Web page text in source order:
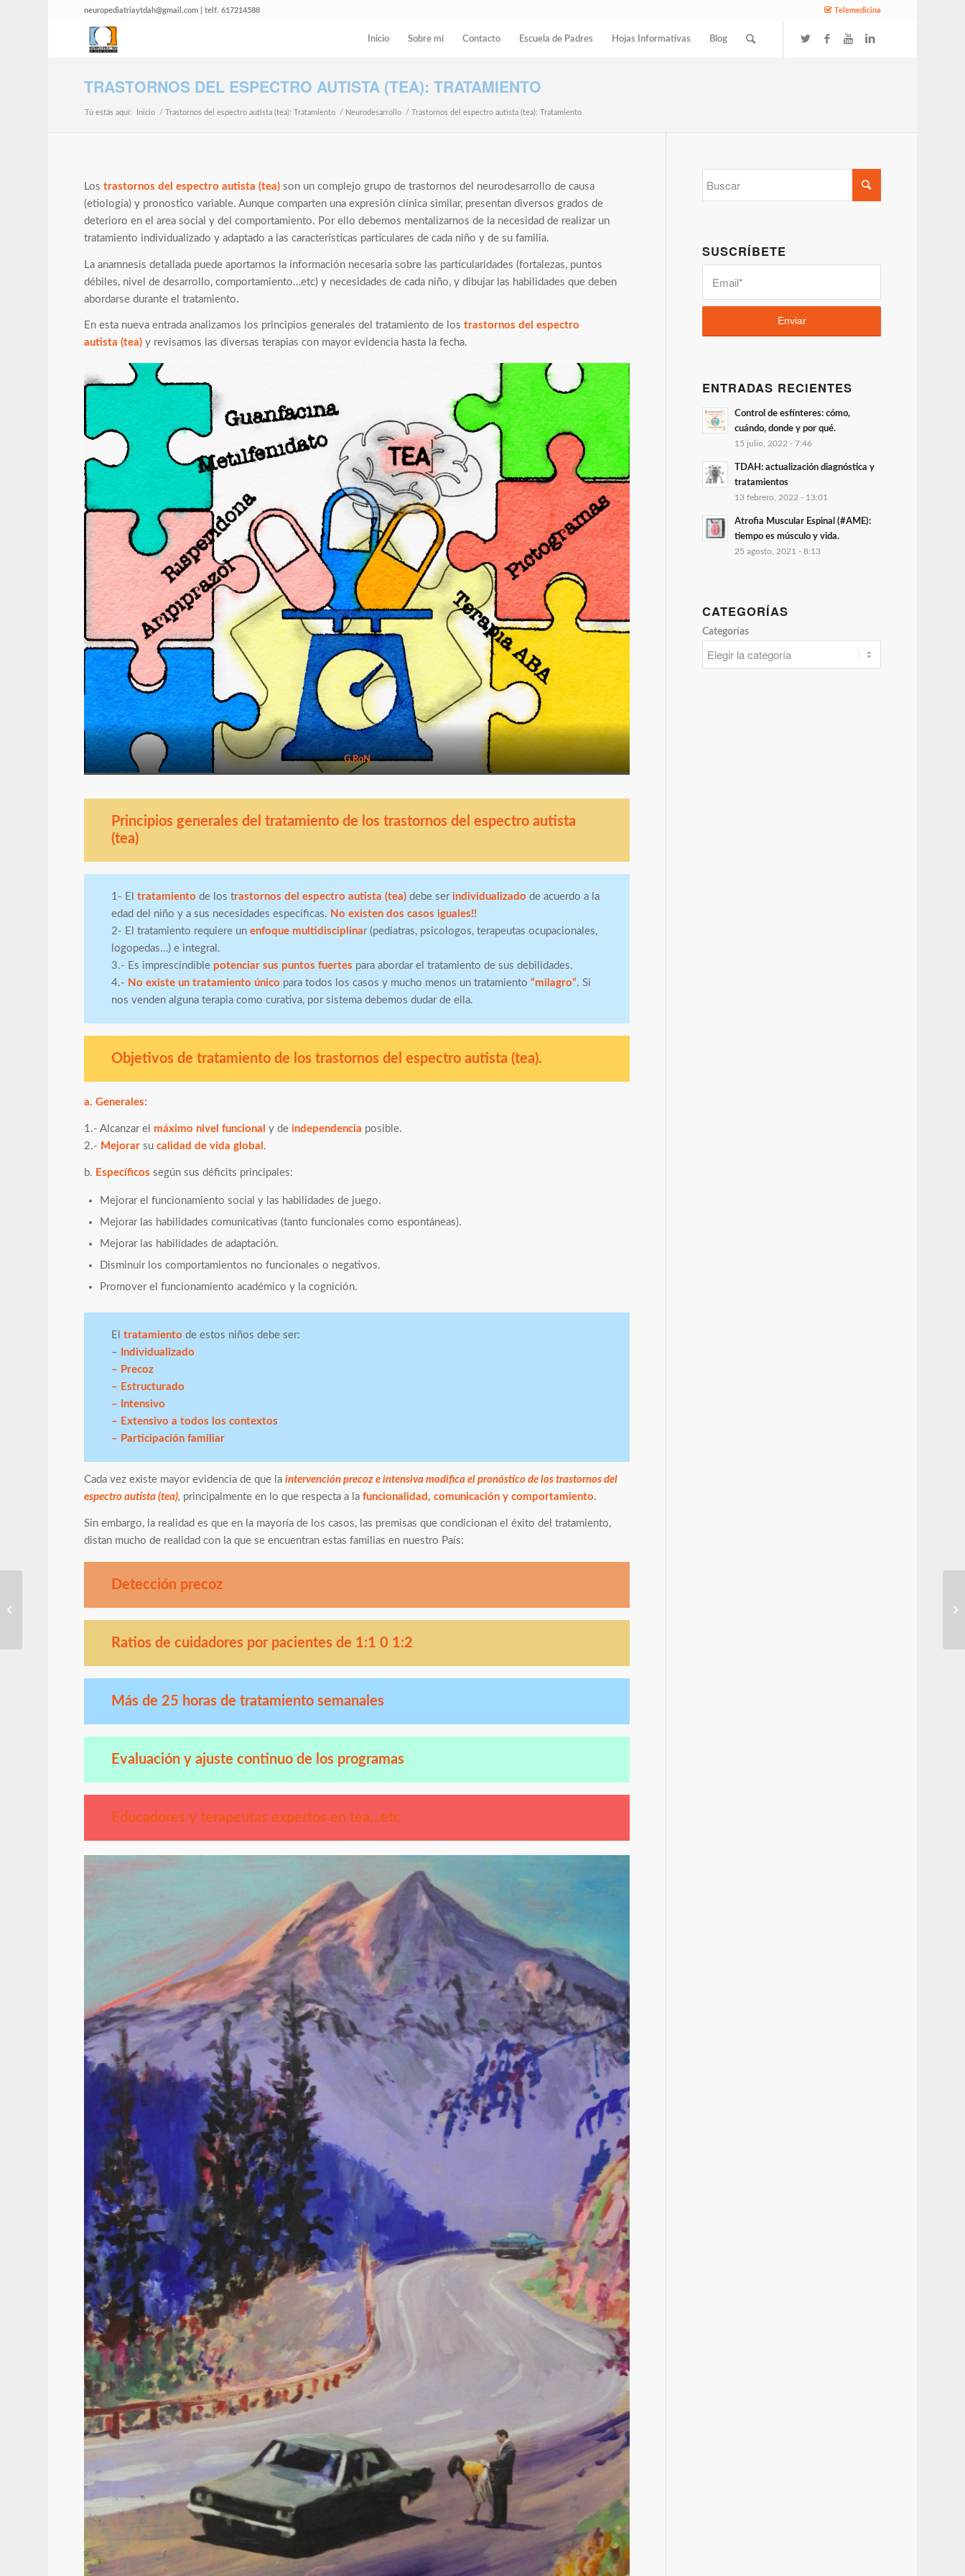
Telemedicina
neuropediatriaytdah@gmail.com | telf. 617214588
Inicio Sobre mí Contacto Escuela de Padres Hojas Informativas Blog
TRASTORNOS DEL ESPECTRO AUTISTA (TEA): TRATAMIENTO
Tú estás aquí: Inicio / Trastornos del espectro autista (tea): Tratamiento / Neurodesarrollo / Trastornos del espectro autista (tea): Tratamiento
Lostrastornos del espectro autista (tea)son un complejo grupo de trastornos del neurodesarrollo de causa
(etiología) y pronostico variable. Aunque comparten una expresión clínica similar, presentan diversos grados de
deterioro en el area social y del comportamiento. Por ello debemos mentalizarnos de la necesidad de realizar un
tratamiento individualizado y adaptado a las características particulares de cada niño y de su familia.
La anamnesis detallada puede aportarnos la información necesaria sobre las particularidades (fortalezas, puntos
débiles, nivel de desarrollo, comportamiento…etc) y necesidades de cada niño, y dibujar las habilidades que deben
abordarse durante el tratamiento.
En esta nueva entrada analizamos los principios generales del tratamiento de los trastornos del espectro
autista (tea) y revisamos las diversas terapias con mayor evidencia hasta la fecha.
G.RoN
Principios generales del tratamiento de los trastornos del espectro autista
(tea)
1- Eltratamientode los trastornos del espectro autista (tea) debe serindividualizado de acuerdo a la
edad del niño y a sus necesidades específicas. No existen dos casos iguales!!
2- El tratamiento requiere unenfoque multidisciplinar (pediatras, psicologos, terapeutas ocupacionales,
logopedas…) e integral.
3.- Es imprescindible potenciar sus puntos fuertes para abordar el tratamiento de sus debilidades.
4.- No existe un tratamiento único para todos los casos y mucho menos un tratamiento“milagro”. Si
nos venden alguna terapia como curativa, por sistema debemos dudar de ella.
Objetivos de tratamiento de los trastornos del espectro autista (tea).
a. Generales:
1.- Alcanzar el máximo nivel funcionaly deindependencia posible.
2.- Mejorar sucalidad de vida global .
b. Específicos según sus déficits principales:
Mejorar el funcionamiento social y las habilidades de juego.
Mejorar las habilidades comunicativas (tanto funcionales como espontáneas).
Mejorar las habilidades de adaptación.
Disminuir los comportamientos no funcionales o negativos.
Promover el funcionamiento académico y la cognición.
Eltratamiento de estos niños debe ser:
– Individualizado
– Precoz
– Estructurado
– Intensivo
– Extensivo a todos los contextos
– Participación familiar
Cada vez existe mayor evidencia de que laintervención precoz e intensiva modifica el pronóstico de los trastornos del
espectro autista (tea), principalmente en lo que respecta a lafuncionalidad, comunicación y comportamiento.
Sin embargo, la realidad es que en la mayoría de los casos, las premisas que condicionan el éxito del tratamiento,
distan mucho de realidad con la que se encuentran estas familias en nuestro País:
Detección precoz
Ratios de cuidadores por pacientes de 1:1 0 1:2
Más de 25 horas de tratamiento semanales
Evaluación y ajuste continuo de los programas
Educadores y terapeutas expertos en tea…etc
SUSCRÍBETE
ENTRADAS RECIENTES
Control de esfínteres: cómo,
cuándo, donde y por qué.
15 julio, 2022 - 7:46
TDAH: actualización diagnóstica y
tratamientos
13 febrero, 2022 - 13:01
Atrofia Muscular Espinal (#AME):
tiempo es músculo y vida.
25 agosto, 2021 - 8:13
CATEGORÍAS
Categorías
autista: signos de alarma